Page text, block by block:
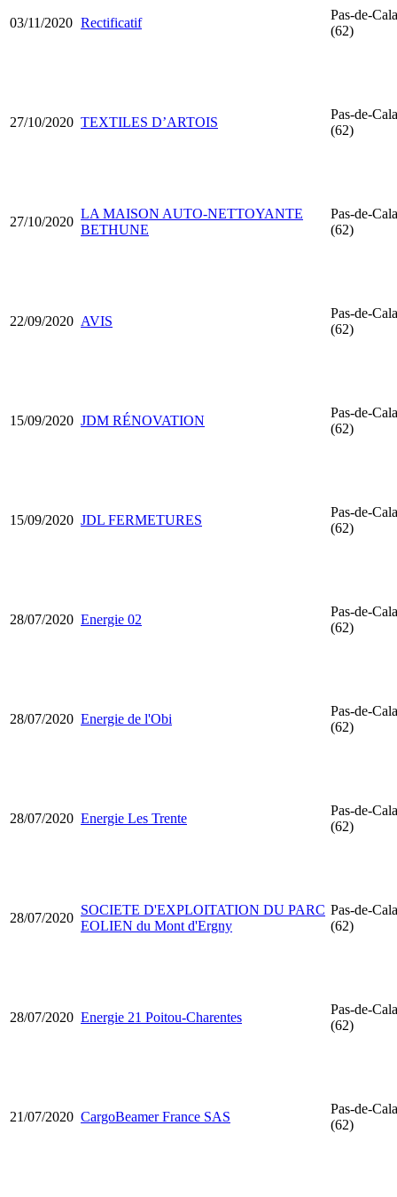
03/11/2020 Rectificatif
Pas-de-
(62)
27/10/2020 TEXTILES D’ARTOIS
Pas-de-
(62)
27/10/2020
LA MAISON AUTO-NETTOYANTE
BETHUNE
Pas-de-
(62)
22/09/2020 AVIS
Pas-de-
(62)
15/09/2020 JDM RÉNOVATION
Pas-de-
(62)
15/09/2020 JDL FERMETURES
Pas-de-
(62)
28/07/2020 Energie 02
Pas-de-
(62)
28/07/2020 Energie de l'Obi
Pas-de-
(62)
28/07/2020 Energie Les Trente
Pas-de-
(62)
28/07/2020
SOCIETE D'EXPLOITATION DU PARC
EOLIEN du Mont d'Ergny
Pas-de-
(62)
28/07/2020 Energie 21 Poitou-Charentes
Pas-de-
(62)
21/07/2020 CargoBeamer France SAS
Pas-de-
(62)